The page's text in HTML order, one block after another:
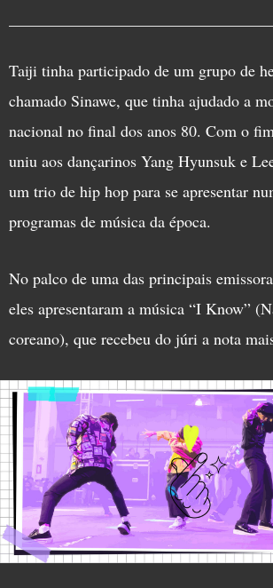
Taiji tinha participado de um grupo de
chamado Sinawe, que tinha ajudado a
nacional no final dos anos 80. Com o
uniu aos dançarinos Yang Hyunsuk e
um trio de hip hop para se apresentar
programas de música da época.
No palco de uma das principais
eles apresentaram a música “I Know”
coreano), que recebeu do júri a nota